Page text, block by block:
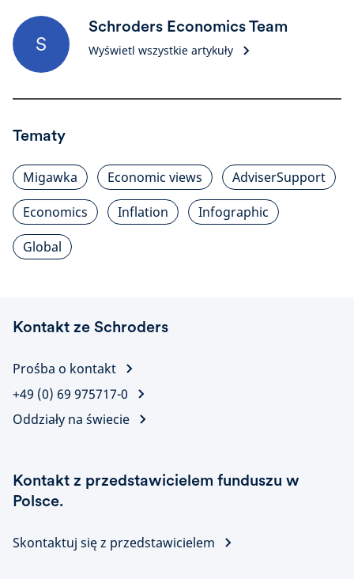
S
Schroders Economics Team
Wyświetl wszystkie artykuły
Tematy
Migawka Economic views
AdviserSupport
Economics
Inflation
Infographic
Global
Kontakt ze Schroders
Prośba o kontakt
+49 (0) 69 975717-0
Oddziały na świecie
Kontakt z przedstawicielem funduszu w
Polsce.
Skontaktuj się z przedstawicielem